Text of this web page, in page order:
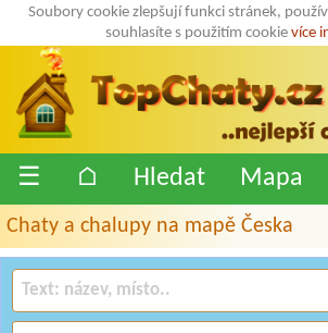
Soubory cookie zlepšují funkci stránek,
souhlasíte s použitím cookie více
☰ ⌂ Hledat Mapa
Chaty a chalupy na mapě Česka